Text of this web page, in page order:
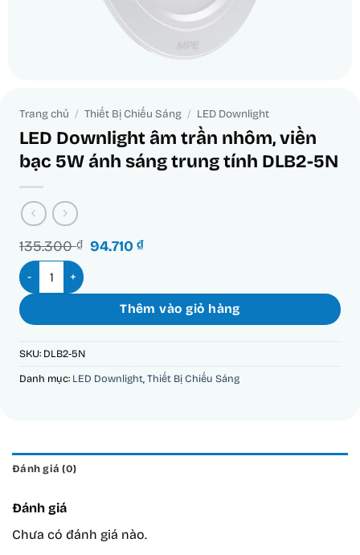
Trang chủ / Thiết Bị Chiếu Sáng / LED Downlight
LED Downlight âm trần nhôm, viền
bạc 5W ánh sáng trung tính DLB2-5N
135.300₫ Giá
135.300 ₫.
94.710₫Giá
là:
94.710 ₫.
LED Downlight âm trần nhôm, viền bạc 5W ánh sáng trung
Thêm vào giỏ hàng
SKU: DLB2-5N
Danh mục: LED Downlight, Thiết Bị Chiếu Sáng
Đánh giá (0)
Đánh giá
Chưa có đánh giá nào.